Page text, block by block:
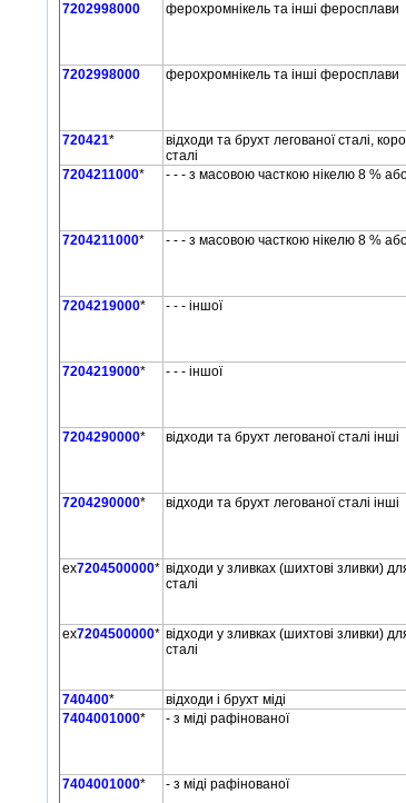
7202998000 ферохромнiкель та iншi феросплави
7202998000
ферохромнiкель та iншi феросплави
720421*
вiдходи та брухт легованої сталi,
сталi
7204211000* - - - з масовою часткою нiкелю 8 %
7204211000* - - - з масовою часткою нiкелю 8 %
7204219000* - - - iншої
7204219000* - - - iншої
7204290000* вiдходи та брухт легованої сталi iншi
7204290000* вiдходи та брухт легованої сталi iншi
ex7204500000* вiдходи у зливках (шихтовi зливки)
сталi
ex7204500000* вiдходи у зливках (шихтовi зливки)
сталi
740400*
вiдходи i брухт мiдi
7404001000* - з мiдi рафiнованої
7404001000* - з мiдi рафiнованої